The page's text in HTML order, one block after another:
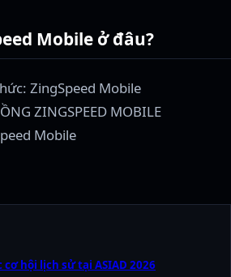
Mobile ở đâu?
ZingSpeed Mobile
ZINGSPEED MOBILE
Mobile
hội lịch sử tại ASIAD 2026